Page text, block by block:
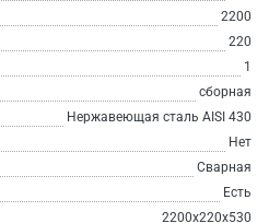
2200
220
1
сборная
Нержавеющая сталь AISI 430
Нет
Сварная
Есть
2200х220х530